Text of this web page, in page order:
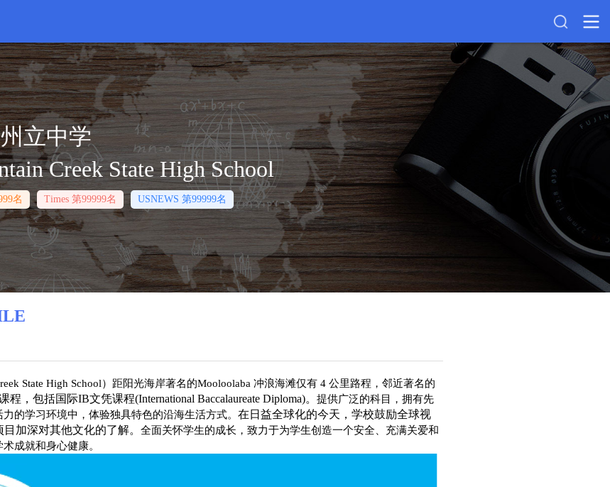
立中学
Creek State High School
名 Times 第99999名 USNEWS 第99999名
State High School）距阳光海岸著名的Mooloolaba 冲浪海滩仅有 4 公里路程，邻近著名的
程，包括国际IB文凭课程(International Baccalaureate Diploma)。提供广泛的科目，拥有先
的学习环境中，体验独具特色的沿海生活方式。在日益全球化的今天，学校鼓励全球视
加深对其他文化的了解。全面关怀学生的成长，致力于为学生创造一个安全、充满关爱和
成就和身心健康。